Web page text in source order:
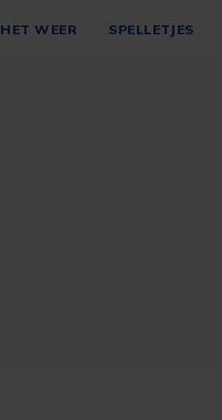
HET WEER SPELLETJES